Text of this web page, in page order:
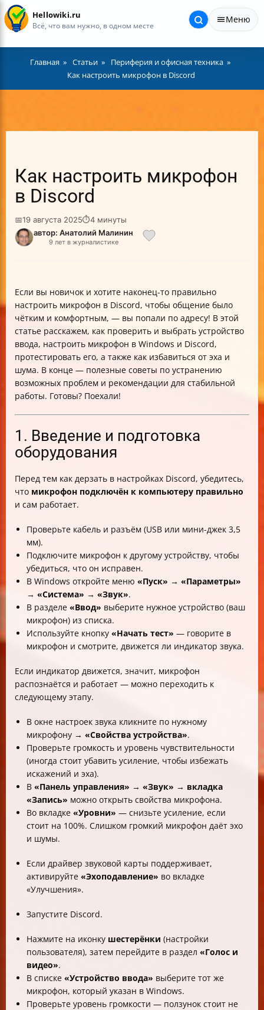
Hellowiki.ru
Всё, что вам нужно, в одном месте
Меню
Главная Статьи
Периферия и офисная техника
Как настроить микрофон в Discord
Как настроить микрофон
в Discord
📅19 августа 2025⏱4 минуты
автор: Анатолий Малинин
9 лет в журналистике
Если вы новичок и хотите наконец-то правильно
настроить микрофон в Discord, чтобы общение было
чётким и комфортным, — вы попали по адресу! В этой
статье расскажем, как проверить и выбрать устройство
ввода, настроить микрофон в Windows и Discord,
протестировать его, а также как избавиться от эха и
шума. В конце — полезные советы по устранению
возможных проблем и рекомендации для стабильной
работы. Готовы? Поехали!
1. Введение и подготовка
оборудования
Перед тем как дерзать в настройках Discord, убедитесь,
что микрофон подключён к компьютеру правильно
и сам работает.
Проверьте кабель и разъём (USB или мини-джек 3,5
мм).
Подключите микрофон к другому устройству, чтобы
убедиться, что он исправен.
В Windows откройте меню «Пуск» → «Параметры»
→ «Система» → «Звук».
В разделе «Ввод» выберите нужное устройство (ваш
микрофон) из списка.
Используйте кнопку «Начать тест» — говорите в
микрофон и смотрите, движется ли индикатор звука.
Если индикатор движется, значит, микрофон
распознаётся и работает — можно переходить к
следующему этапу.
В окне настроек звука кликните по нужному
микрофону → «Свойства устройства».
Проверьте громкость и уровень чувствительности
(иногда стоит убавить усиление, чтобы избежать
искажений и эха).
В «Панель управления» → «Звук» → вкладка
«Запись» можно открыть свойства микрофона.
Во вкладке «Уровни» — снизьте усиление, если
стоит на 100%. Слишком громкий микрофон даёт эхо
и шумы.
Если драйвер звуковой карты поддерживает,
активируйте «Эхоподавление» во вкладке
«Улучшения».
Запустите Discord.
Нажмите на иконку шестерёнки (настройки
пользователя), затем перейдите в раздел «Голос и
видео».
В списке «Устройство ввода» выберите тот же
микрофон, который указан в Windows.
Проверьте уровень громкости — ползунок стоит не